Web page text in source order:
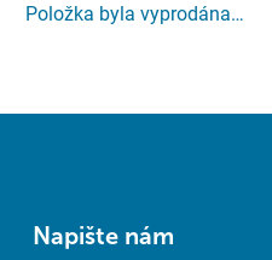
Položka byla vyprodána…
Napište nám